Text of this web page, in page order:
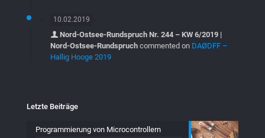
10.02.2019
Nord-Ostsee-Rundspruch Nr. 244 – KW 6/2019 |
Nord-Ostsee-Rundspruch commented on DAØDFF –
Hallig Hooge 2019
Letzte Beiträge
Programmierung von Microcontrollern